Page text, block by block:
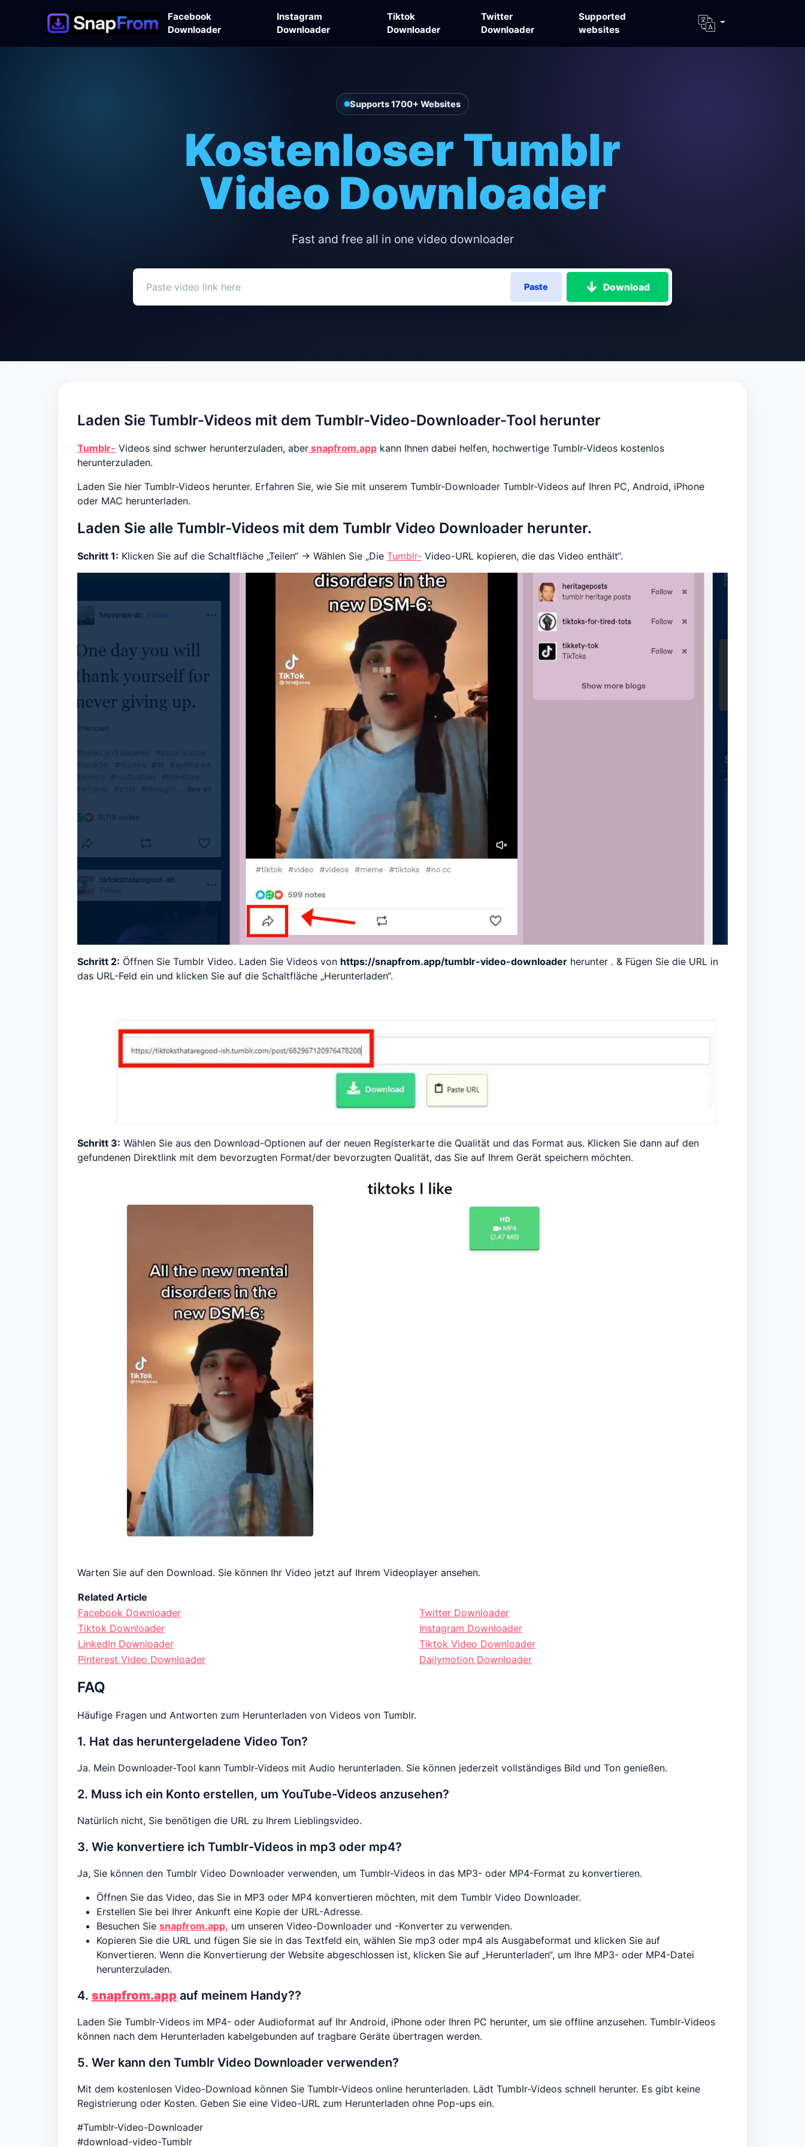
Facebook
Downloader
Instagram
Downloader
Tiktok
Downloader
Twitter
Downloader
Supported
websites
Supports 1700+ Websites
Kostenloser Tumblr
Video Downloader
Fast and free all in one video downloader
Paste Download
Laden Sie Tumblr-Videos mit dem Tumblr-Video-Downloader-Tool herunter
Tumblr- Videos sind schwer herunterzuladen, aber snapfrom.app kann Ihnen dabei helfen, hochwertige Tumblr-Videos kostenlos
herunterzuladen.
Laden Sie hier Tumblr-Videos herunter. Erfahren Sie, wie Sie mit unserem Tumblr-Downloader Tumblr-Videos auf Ihren PC, Android, iPhone
oder MAC herunterladen.
Laden Sie alle Tumblr-Videos mit dem Tumblr Video Downloader herunter.
Schritt 1: Klicken Sie auf die Schaltfläche „Teilen“ -> Wählen Sie „Die Tumblr- Video-URL kopieren, die das Video enthält“.
Schritt 2: Öffnen Sie Tumblr Video. Laden Sie Videos von https://snapfrom.app/tumblr-video-downloader herunter . & Fügen Sie die URL in
das URL-Feld ein und klicken Sie auf die Schaltfläche „Herunterladen“.
Schritt 3: Wählen Sie aus den Download-Optionen auf der neuen Registerkarte die Qualität und das Format aus. Klicken Sie dann auf den
gefundenen Direktlink mit dem bevorzugten Format/der bevorzugten Qualität, das Sie auf Ihrem Gerät speichern möchten.
Warten Sie auf den Download. Sie können Ihr Video jetzt auf Ihrem Videoplayer ansehen.
Related Article
Facebook Downloader
Twitter Downloader
Tiktok Downloader
Instagram Downloader
LinkedIn Downloader
Tiktok Video Downloader
Pinterest Video Downloader
Dailymotion Downloader
FAQ
Häufige Fragen und Antworten zum Herunterladen von Videos von Tumblr.
1. Hat das heruntergeladene Video Ton?
Ja. Mein Downloader-Tool kann Tumblr-Videos mit Audio herunterladen. Sie können jederzeit vollständiges Bild und Ton genießen.
2. Muss ich ein Konto erstellen, um YouTube-Videos anzusehen?
Natürlich nicht, Sie benötigen die URL zu Ihrem Lieblingsvideo.
3. Wie konvertiere ich Tumblr-Videos in mp3 oder mp4?
Ja, Sie können den Tumblr Video Downloader verwenden, um Tumblr-Videos in das MP3- oder MP4-Format zu konvertieren.
Öffnen Sie das Video, das Sie in MP3 oder MP4 konvertieren möchten, mit dem Tumblr Video Downloader.
Erstellen Sie bei Ihrer Ankunft eine Kopie der URL-Adresse.
Besuchen Sie snapfrom.app, um unseren Video-Downloader und -Konverter zu verwenden.
Kopieren Sie die URL und fügen Sie sie in das Textfeld ein, wählen Sie mp3 oder mp4 als Ausgabeformat und klicken Sie auf
Konvertieren. Wenn die Konvertierung der Website abgeschlossen ist, klicken Sie auf „Herunterladen“, um Ihre MP3- oder MP4-Datei
herunterzuladen.
4. snapfrom.app auf meinem Handy??
Laden Sie Tumblr-Videos im MP4- oder Audioformat auf Ihr Android, iPhone oder Ihren PC herunter, um sie offline anzusehen. Tumblr-Videos
können nach dem Herunterladen kabelgebunden auf tragbare Geräte übertragen werden.
5. Wer kann den Tumblr Video Downloader verwenden?
Mit dem kostenlosen Video-Download können Sie Tumblr-Videos online herunterladen. Lädt Tumblr-Videos schnell herunter. Es gibt keine
Registrierung oder Kosten. Geben Sie eine Video-URL zum Herunterladen ohne Pop-ups ein.
#Tumblr-Video-Downloader
#download-video-Tumblr